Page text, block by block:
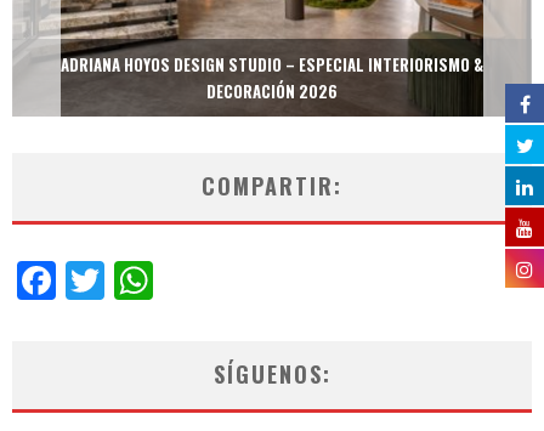
ADRIANA HOYOS DESIGN STUDIO – ESPECIAL INTERIORISMO &
DECORACIÓN 2026
COMPARTIR:
Facebook
Twitter
SÍGUENOS: